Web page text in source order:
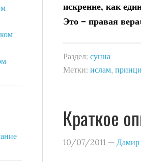
искренне, как
Это – правая
Раздел: сунна
Метки: ислам,
Краткое
10/07/2011 — Дамир